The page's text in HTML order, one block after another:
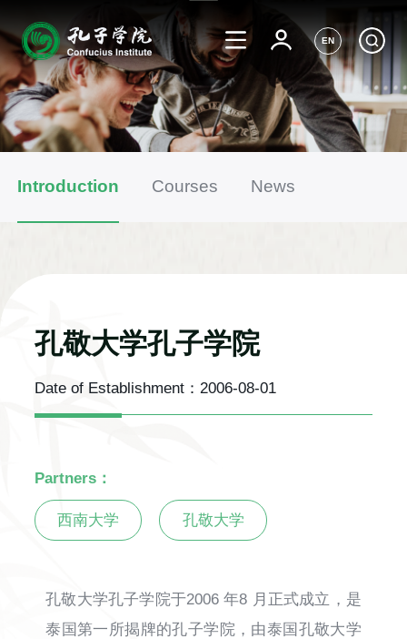
EN
Introduction Courses News
孔敬大学孔子学院
Date of Establishment： 2006-08-01
Partners：
西南大学 孔敬大学
孔敬大学孔子学院于2006 年8 月正式成立，是
泰国第一所揭牌的孔子学院，由泰国孔敬大学